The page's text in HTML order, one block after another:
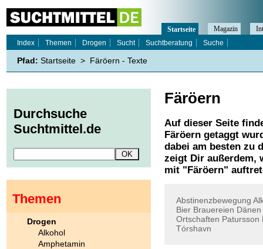
Färöern
Auf dieser Seite
Färöern getaggt
dabei am besten zu
zeigt Dir außerdem,
mit " Färöern"
Abstinenzbewegung
Bier Brauereien Dänen
Ortschaften Patursson
Tórshavn
Startseite Magazin
Index
Themen Drogen Sucht Suchtberatung Suche
Pfad: Startseite > Färöern - Texte
Durchsuche
Suchtmittel.de
Themen
Drogen
Alkohol
Amphetamin